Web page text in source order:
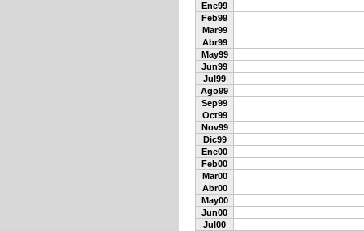
Ene99
Feb99
Mar99
Abr99
May99
Jun99
Jul99
Ago99
Sep99
Oct99
Nov99
Dic99
Ene00
Feb00
Mar00
Abr00
May00
Jun00
Jul00